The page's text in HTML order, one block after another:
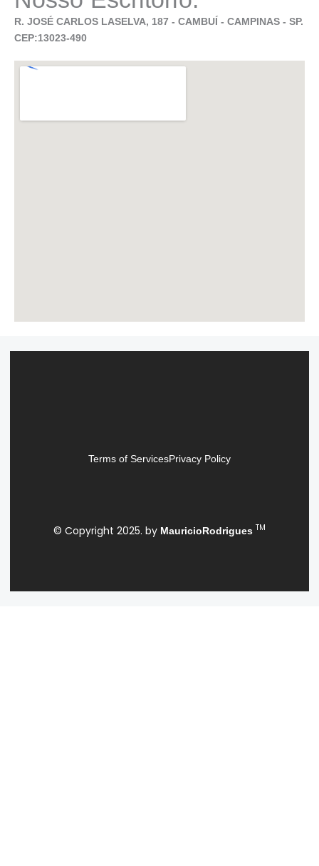
R. JOSÉ CARLOS LASELVA, 187 - CAMBUÍ - CAMPINAS - SP.
CEP:13023-490
Terms of ServicesPrivacy Policy
© Copyright 2025. by MauricioRodrigues TM